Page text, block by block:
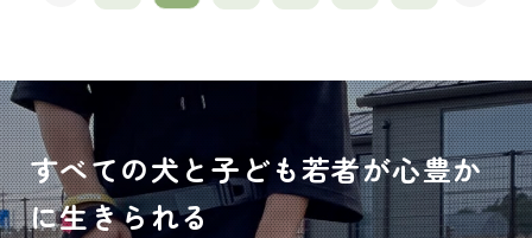
すべての犬と子ども若者が心豊か
に生きられる